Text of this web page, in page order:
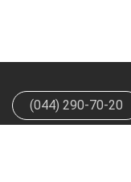
(044) 290-70-20